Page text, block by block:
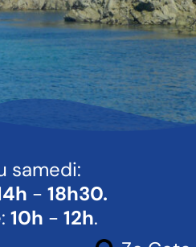
samedi:
- 18h30.
10h - 12h.